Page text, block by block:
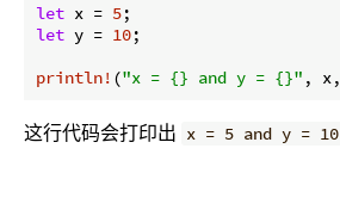
let x = 5
let y = 10;
println! ("x = {} and y = {}"
这行代码会打印出 x = 5 and y = 10